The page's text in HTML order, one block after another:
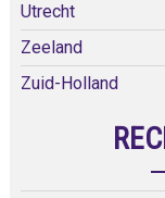
Utrecht
Zeeland
Zuid-Holland